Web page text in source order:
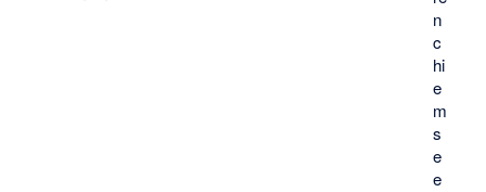
n
c
hi
e
m
s
e
e